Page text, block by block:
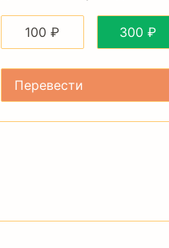
100 ₽ 300 ₽